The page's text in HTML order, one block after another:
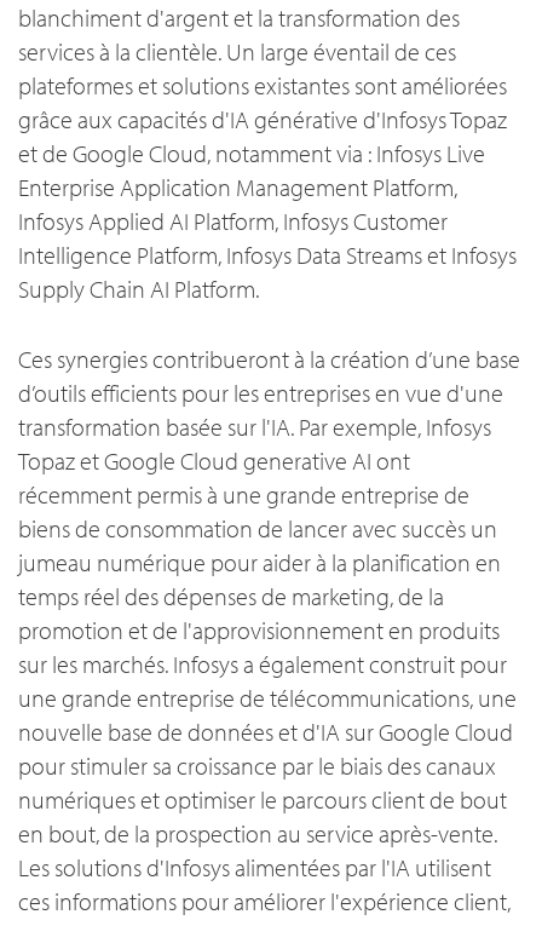
blanchiment d'argent et la transformation des
services à la clientèle. Un large éventail de ces
plateformes et solutions existantes sont améliorées
grâce aux capacités d'IA générative d'Infosys Topaz
et de Google Cloud, notamment via : Infosys Live
Enterprise Application Management Platform,
Infosys Applied AI Platform, Infosys Customer
Intelligence Platform, Infosys Data Streams et Infosys
Supply Chain AI Platform.
Ces synergies contribueront à la création d’une base
d’outils efficients pour les entreprises en vue d'une
transformation basée sur l'IA. Par exemple, Infosys
Topaz et Google Cloud generative AI ont
récemment permis à une grande entreprise de
biens de consommation de lancer avec succès un
jumeau numérique pour aider à la planification en
temps réel des dépenses de marketing, de la
promotion et de l'approvisionnement en produits
sur les marchés. Infosys a également construit pour
une grande entreprise de télécommunications, une
nouvelle base de données et d'IA sur Google Cloud
pour stimuler sa croissance par le biais des canaux
numériques et optimiser le parcours client de bout
en bout, de la prospection au service après-vente.
Les solutions d'Infosys alimentées par l'IA utilisent
ces informations pour améliorer l'expérience client,